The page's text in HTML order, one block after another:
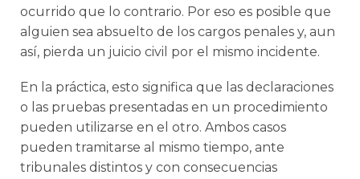
ocurrido que lo contrario. Por eso es posible que
alguien sea absuelto de los cargos penales y, aun
así, pierda un juicio civil por el mismo incidente.
En la práctica, esto significa que las declaraciones
o las pruebas presentadas en un procedimiento
pueden utilizarse en el otro. Ambos casos
pueden tramitarse al mismo tiempo, ante
tribunales distintos y con consecuencias